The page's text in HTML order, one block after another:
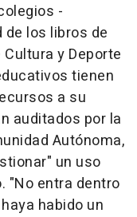
-
los libros de
y Deporte
tienen
a su
auditados por la
Autónoma,
un uso
"No entra dentro
habido un